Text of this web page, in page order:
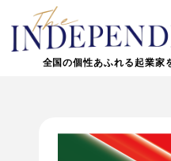
全国の個性あふれる起業家